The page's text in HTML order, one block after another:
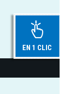
EN 1 CLIC